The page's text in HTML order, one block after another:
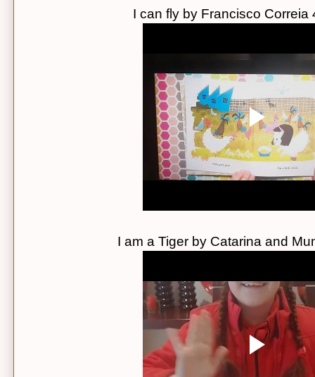
I can fly by Francisco Correia
I am a Tiger by Catarina and